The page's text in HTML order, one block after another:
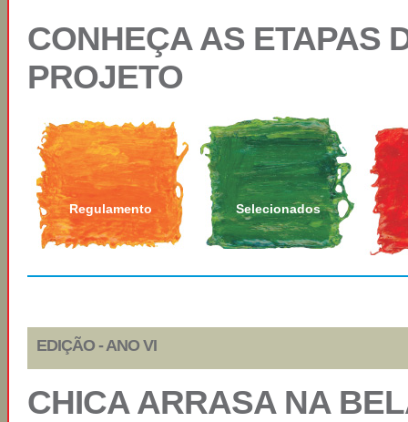
CONHEÇA AS ETAPAS
PROJETO
Regulamento Selecionados
EDIÇÃO - ANO VI
CHICA ARRASA NA